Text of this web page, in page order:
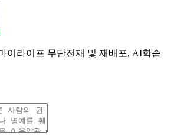
이라이프 무단전재 및 재배포, AI학습